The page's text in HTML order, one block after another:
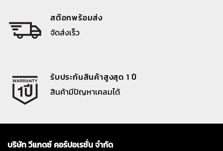
สต๊อกพร้อมส่ง
จัดส่งเร็ว
รับประกันสินค้าสูงสุด 1 ปี
สินค้ามีปัญหาเคลมได้
บริษัท วีแกดซ์ คอร์ปอเรชั่น จำกัด